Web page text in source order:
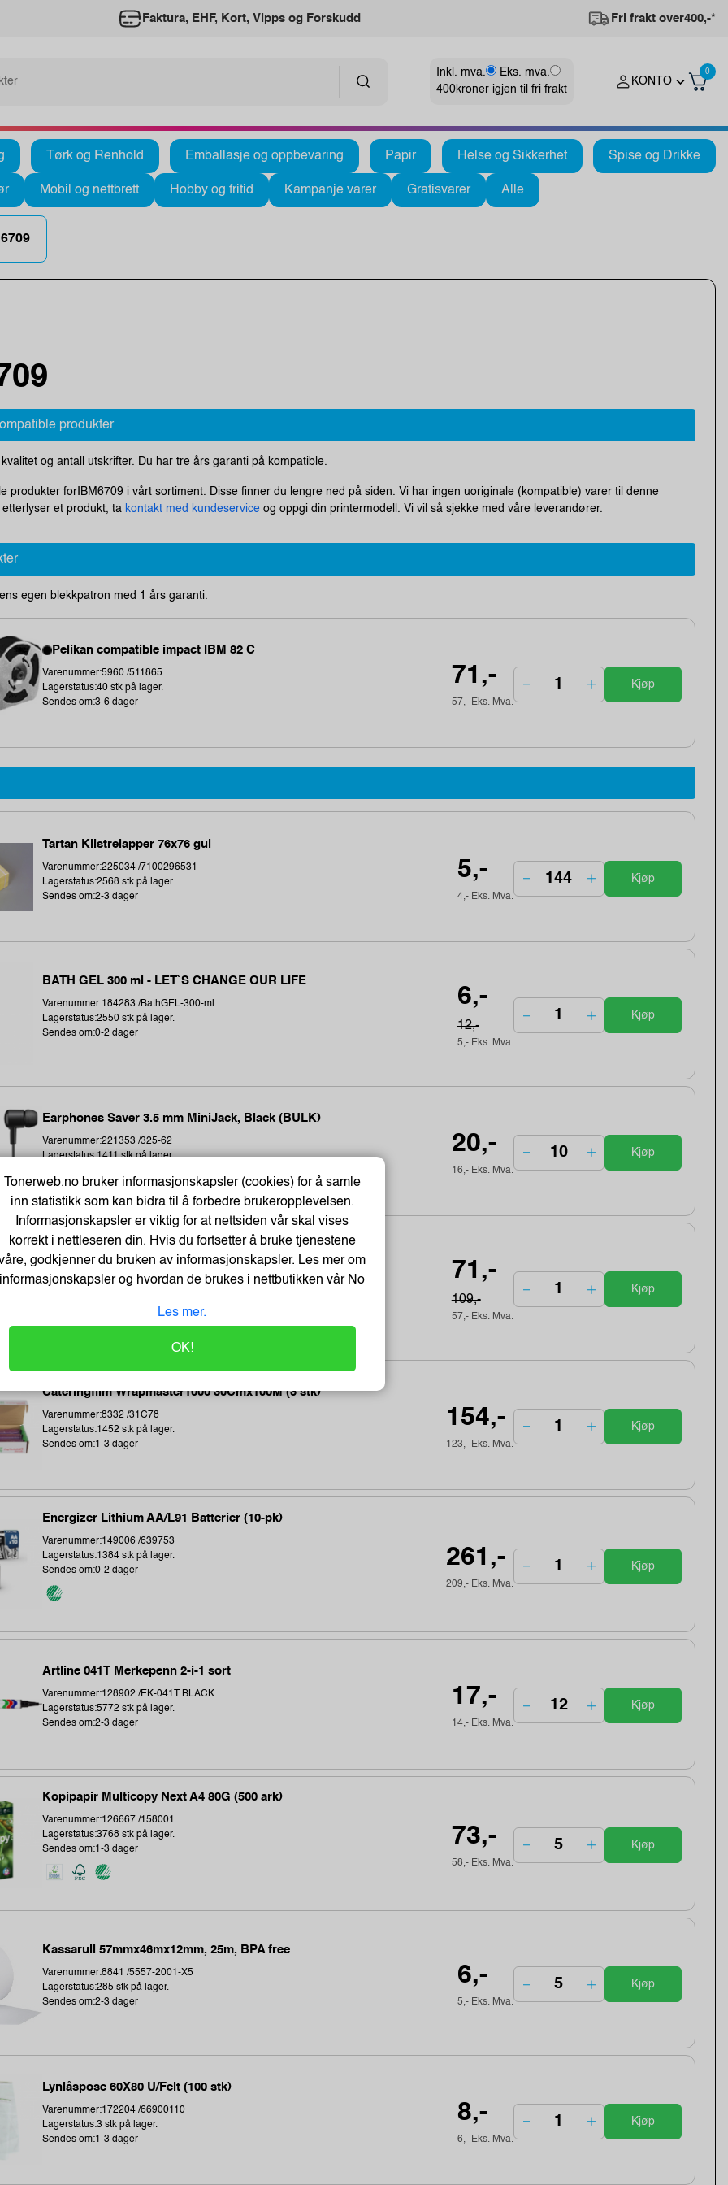
Faktura, EHF, Kort, Vipps og Forskudd Fri frakt over400,-*
Inkl. mva.
Eks. mva.
400kroner igjen til fri frakt
KONTO
0
Tørk og Renhold Emballasje og oppbevaring Papir Helse og Sikkerhet Spise og Drikke
Mobil og nettbrett Hobby og fritid Kampanje varer Gratisvarer Alle
6709
produkter
og antall utskrifter. Du har tre års garanti på kompatible.
produkter forIBM6709 i vårt sortiment. Disse finner du lengre ned på siden. Vi har ingen uoriginale (kompatible) varer til denne
et produkt, ta kontakt med kundeservice og oppgi din printermodell. Vi vil så sjekke med våre leverandører.
egen blekkpatron med 1 års garanti.
Pelikan compatible impact IBM 82 C
Varenummer:5960 /511865
Lagerstatus:40 stk på lager.
Sendes om:3-6 dager
71,-
57,- Eks. Mva.
Kjøp
Tartan Klistrelapper 76x76 gul
Varenummer:225034 /7100296531
Lagerstatus:2568 stk på lager.
Sendes om:2-3 dager
5,-
4,- Eks. Mva.
Kjøp
BATH GEL 300 ml - LET`S CHANGE OUR LIFE
Varenummer:184283 /BathGEL-300-ml
Lagerstatus:2550 stk på lager.
Sendes om:0-2 dager
6,-
12,-
5,- Eks. Mva.
Kjøp
Earphones Saver 3.5 mm MiniJack, Black (BULK)
Varenummer:221353 /325-62
Lagerstatus:1411 stk på lager.
20,-
16,- Eks. Mva.
Kjøp
Kopipapir Nøytralt A4 80G (500 ark) - Bestselger!
Varenummer:329900 /
71,-
109,-
57,- Eks. Mva.
Kjøp
Cateringfilm Wrapmaster1000 30Cmx100M (3 stk)
Varenummer:8332 /31C78
Lagerstatus:1452 stk på lager.
Sendes om:1-3 dager
154,-
123,- Eks. Mva.
Kjøp
Energizer Lithium AA/L91 Batterier (10-pk)
Varenummer:149006 /639753
Lagerstatus:1384 stk på lager.
Sendes om:0-2 dager
261,-
209,- Eks. Mva.
Kjøp
Artline 041T Merkepenn 2-i-1 sort
Varenummer:128902 /EK-041T BLACK
Lagerstatus:5772 stk på lager.
Sendes om:2-3 dager
17,-
14,- Eks. Mva.
Kjøp
Kopipapir Multicopy Next A4 80G (500 ark)
Varenummer:126667 /158001
Lagerstatus:3768 stk på lager.
Sendes om:1-3 dager
73,-
58,- Eks. Mva.
Kjøp
Kassarull 57mmx46mx12mm, 25m, BPA free
Varenummer:8841 /5557-2001-X5
Lagerstatus:285 stk på lager.
Sendes om:2-3 dager
6,-
5,- Eks. Mva.
Kjøp
Lynlåspose 60X80 U/Felt (100 stk)
Varenummer:172204 /66900110
Lagerstatus:3 stk på lager.
Sendes om:1-3 dager
8,-
6,- Eks. Mva.
Kjøp
Tonerweb.no bruker informasjonskapsler (cookies) for å samle
inn statistikk som kan bidra til å forbedre brukeropplevelsen.
Informasjonskapsler er viktig for at nettsiden vår skal vises
korrekt i nettleseren din. Hvis du fortsetter å bruke tjenestene
godkjenner du bruken av informasjonskapsler. Les mer om
informasjonskapsler og hvordan de brukes i nettbutikken vårNo
Les mer.
OK!